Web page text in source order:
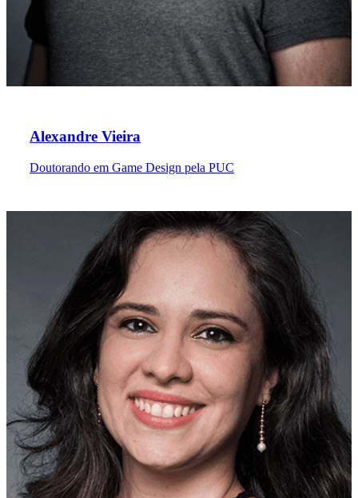
Alexandre Vieira
Doutorando em Game Design pela PUC